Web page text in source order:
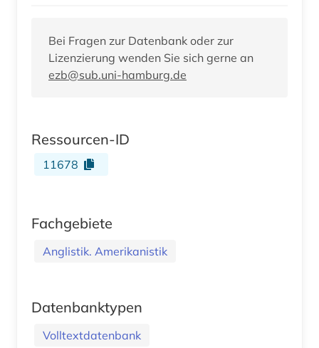
Bei Fragen zur Datenbank oder zur
Lizenzierung wenden Sie sich gerne an
ezb@sub.uni-hamburg.de
Ressourcen-ID
11678
Fachgebiete
Anglistik. Amerikanistik
Datenbanktypen
Volltextdatenbank